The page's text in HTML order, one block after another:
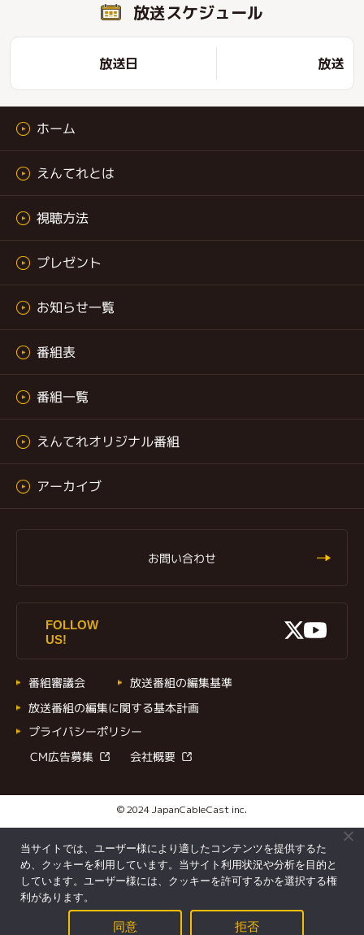
放送スケジュール
放送日 放送時
当サイトでは、ユーザー様により適したコンテンツを提供するた
め、クッキーを利用しています。当サイト利用状況や分析を目的と
しています。ユーザー様には、クッキーを許可するかを選択する権
利があります。
同意 拒否
ホーム
えんてれとは
視聴方法
プレゼント
お知らせ一覧
番組表
番組一覧
えんてれオリジナル番組
アーカイブ
お問い合わせ
FOLLOW
US!
X
番組審議会 放送番組の編集基準
放送番組の編集に関する基本計画
プライバシーポリシー
CM広告募集 会社概要
© 2024 JapanCableCast inc.